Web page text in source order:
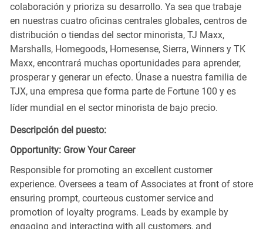
colaboración y prioriza su desarrollo. Ya sea que trabaje
en nuestras cuatro oficinas centrales globales, centros de
distribución o tiendas del sector minorista, TJ Maxx,
Marshalls, Homegoods, Homesense, Sierra, Winners y TK
Maxx, encontrará muchas oportunidades para aprender,
prosperar y generar un efecto. Únase a nuestra familia de
TJX, una empresa que forma parte de Fortune 100 y es
líder mundial en el sector minorista de bajo precio.
Descripción del puesto:
Opportunity: Grow Your Career
Responsible for promoting an excellent customer
experience. Oversees a team of Associates at front of store
ensuring prompt, courteous customer service and
promotion of loyalty programs. Leads by example by
engaging and interacting with all customers, and